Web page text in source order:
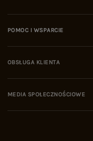
POMOC I WSPARCIE
OBSŁUGA KLIENTA
MEDIA SPOŁECZNOŚCIOWE